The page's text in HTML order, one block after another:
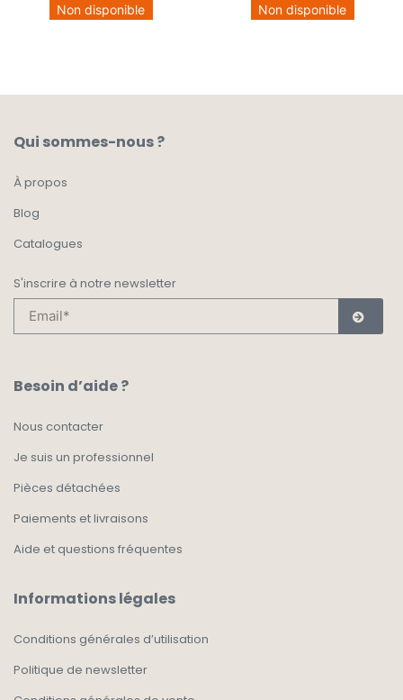
Non disponible Non disponible
Qui sommes-nous ?
À propos
Blog
Catalogues
S'inscrire à notre newsletter
Besoin d’aide ?
Nous contacter
Je suis un professionnel
Pièces détachées
Paiements et livraisons
Aide et questions fréquentes
Informations légales
Conditions générales d’utilisation
Politique de newsletter